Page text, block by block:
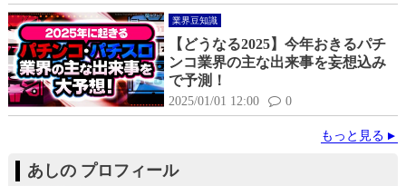
業界豆知識
【どうなる2025】今年おきるパチ
ンコ業界の主な出来事を妄想込み
で予測！
2025/01/01 12:00 0
もっと見る
あしの プロフィール